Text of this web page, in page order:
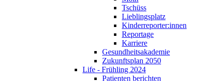
Tschüss
Lieblingsplatz
Kinderreporter:innen
Reportage
Karriere
Gesundheitsakademie
Zukunftsplan 2050
Life - Frühling 2024
Patienten berichten